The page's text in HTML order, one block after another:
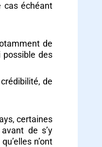
cas échéant
de
des
de
certaines
de s’y
n’ont